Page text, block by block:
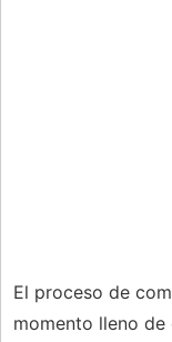
El proceso de
momento lleno